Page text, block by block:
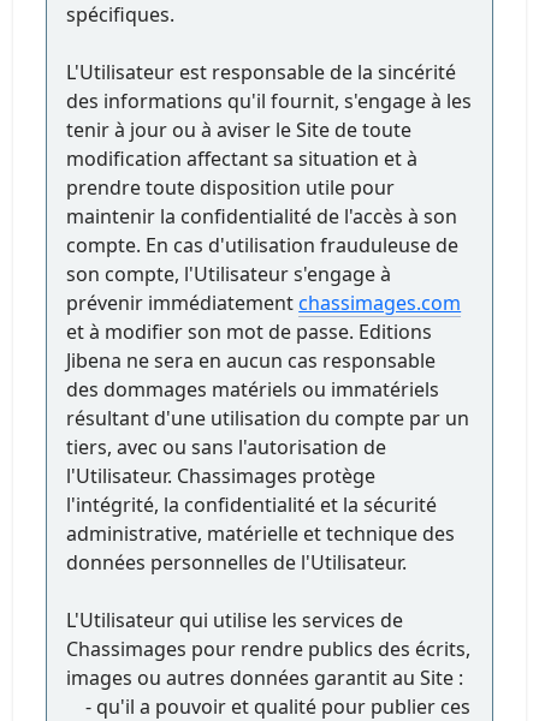
spécifiques.
L'Utilisateur est responsable de la sincérité
des informations qu'il fournit, s'engage à les
tenir à jour ou à aviser le Site de toute
modification affectant sa situation et à
prendre toute disposition utile pour
maintenir la confidentialité de l'accès à son
compte. En cas d'utilisation frauduleuse de
son compte, l'Utilisateur s'engage à
prévenir immédiatementchassimages.com
et à modifier son mot de passe. Editions
Jibena ne sera en aucun cas responsable
des dommages matériels ou immatériels
résultant d'une utilisation du compte par un
tiers, avec ou sans l'autorisation de
l'Utilisateur. Chassimages protège
l'intégrité, la confidentialité et la sécurité
administrative, matérielle et technique des
données personnelles de l'Utilisateur.
L'Utilisateur qui utilise les services de
Chassimages pour rendre publics des écrits,
images ou autres données garantit au Site :
- qu'il a pouvoir et qualité pour publier ces